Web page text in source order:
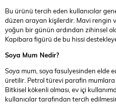
Bu ürünü tercih eden kullanıcılar
düzen arayan kişilerdir. Mavi rengin
yoğun bir günün ardından zihinsel
Kapibara figürü de bu hissi
Soya Mum Nedir?
Soya mum, soya fasulyesinden elde
üretilir. Petrol türevi parafin
Bitkisel kökenli olması, ev içi
kullanıcılar tarafından tercih